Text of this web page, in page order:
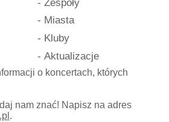
- Miasta
- Kluby
- Aktualizacje
o koncertach, których
nam znać! Napisz na adres
.